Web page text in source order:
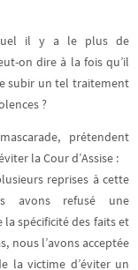
il y a le plus de
on dire à la fois qu’il
subir un tel traitement
?
prétendent
la Cour d’Assise :
reprises à cette
avons refusé une
spécificité des faits et
nous l’avons acceptée
la victime d’éviter un